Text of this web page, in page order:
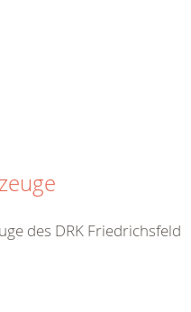
des DRK Friedrichsfeld